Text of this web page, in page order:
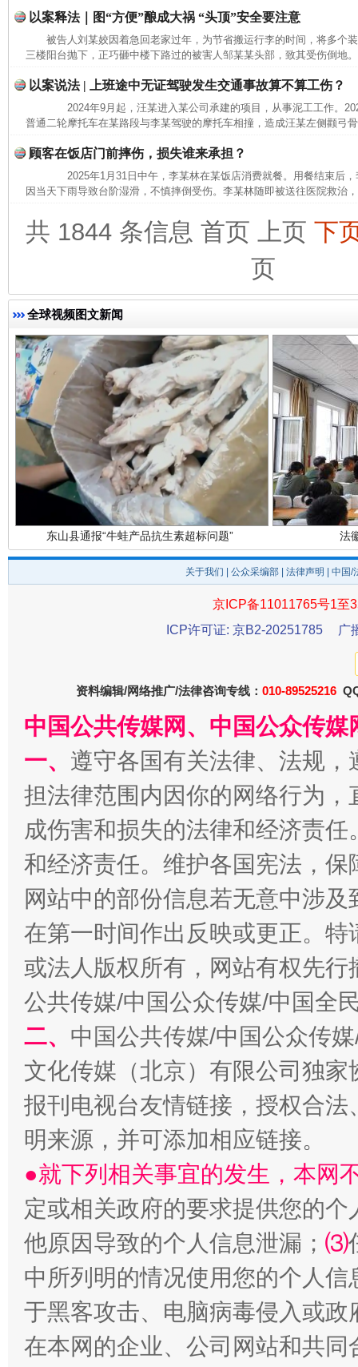
以案释法｜图“方便”酿成大祸 “头顶”安全要注意
被告人刘某姣因着急回老家过年，为节省搬运行李的时间，将多个
三楼阳台抛下，正巧砸中楼下路过的被害人邹某某头部，致其受伤倒地
以案说法 | 上班途中无证驾驶发生交通事故算不算工伤？
2024年9月起，汪某进入某公司承建的项目，从事泥工工作。
普通二轮摩托车在某路段与李某驾驶的摩托车相撞，造成汪某左侧颧弓
顾客在饭店门前摔伤，损失谁来承担？
2025年1月31日中午，李某林在某饭店消费就餐。用餐结束后，
因当天下雨导致台阶湿滑，不慎摔倒受伤。李某林随即被送往医院救治
共 1844 条信息 首页 上页 下
页
全球视频图文新闻
东山县通报“牛蛙产品抗生素超标问题” 法
受贿1.44亿！段成刚被判无期
全民健身五年计划来了！等你上场
关于我们 公众采编部 法律声明 | 中国
京ICP备11011765号1至
ICP许可证: 京B2-20251785
广
资料编辑/网络推广/法律咨询专线： 010-89525216
中国公共传媒网、中国公众传
一、 遵守各国有关法律、法规
担法律范围内因你的网络行为
成伤害和损失的法律和经济责
和经济责任。维护各国宪法，
网站中的部份信息若无意中涉
在第一时间作出反映或更正。
或法人版权所有，网站有权先
公共传媒/中国公众传媒/中国全
二、 中国公共传媒/中国公众传
文化传媒（北京）有限公司独
报刊电视台友情链接，授权合
明来源，并可添加相应链接。
●就下列相关事宜的发生，本网
定或相关政府的要求提供您的个
他原因导致的个人信息泄漏； ⑶
中所列明的情况使用您的个人
于黑客攻击、电脑病毒侵入或
在本网的企业、公司网站和共